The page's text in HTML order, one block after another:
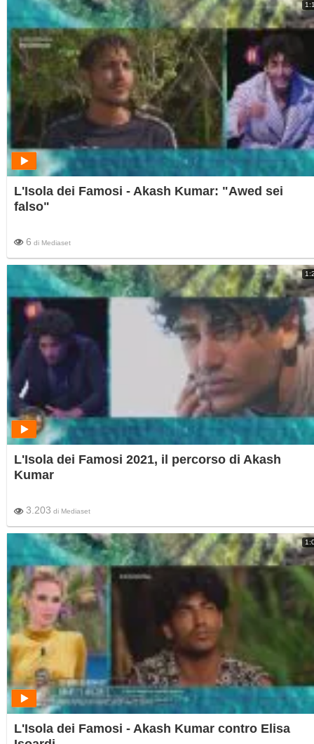
L'Isola dei Famosi - Akash Kumar: "Awed sei
falso"
6 di Mediaset
L'Isola dei Famosi 2021, il percorso di Akash
Kumar
3.203 di Mediaset
L'Isola dei Famosi - Akash Kumar contro Elisa